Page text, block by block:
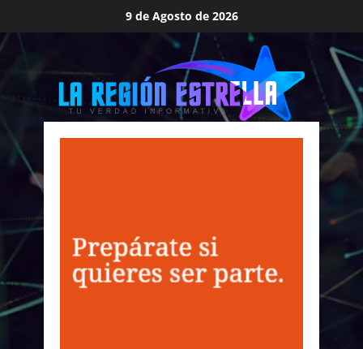
al
contenido
9 de Agosto de 2026